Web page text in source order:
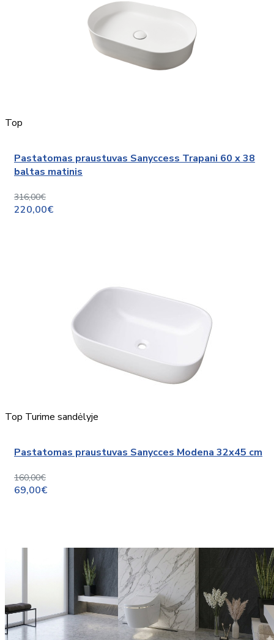
Top
Pastatomas praustuvas Sanyccess Trapani 60 x 38
baltas matinis
316,00€
220,00€
Top Turime sandėlyje
Pastatomas praustuvas Sanycces Modena 32x45 cm
160,00€
69,00€